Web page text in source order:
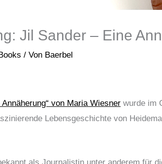
Jil Sander – Eine
/ Von Baerbel
von Maria Wiesner wurde im
Lebensgeschichte von